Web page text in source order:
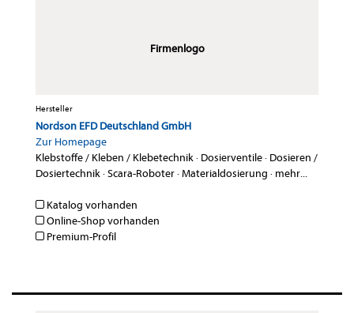
Firmenlogo
Hersteller
Nordson EFD Deutschland GmbH
Zur Homepage
Klebstoffe / Kleben / Klebetechnik· Dosierventile· Dosieren /
Dosiertechnik·Scara-Roboter·Materialdosierung · mehr...
Katalog vorhanden
Online-Shop vorhanden
Premium-Profil